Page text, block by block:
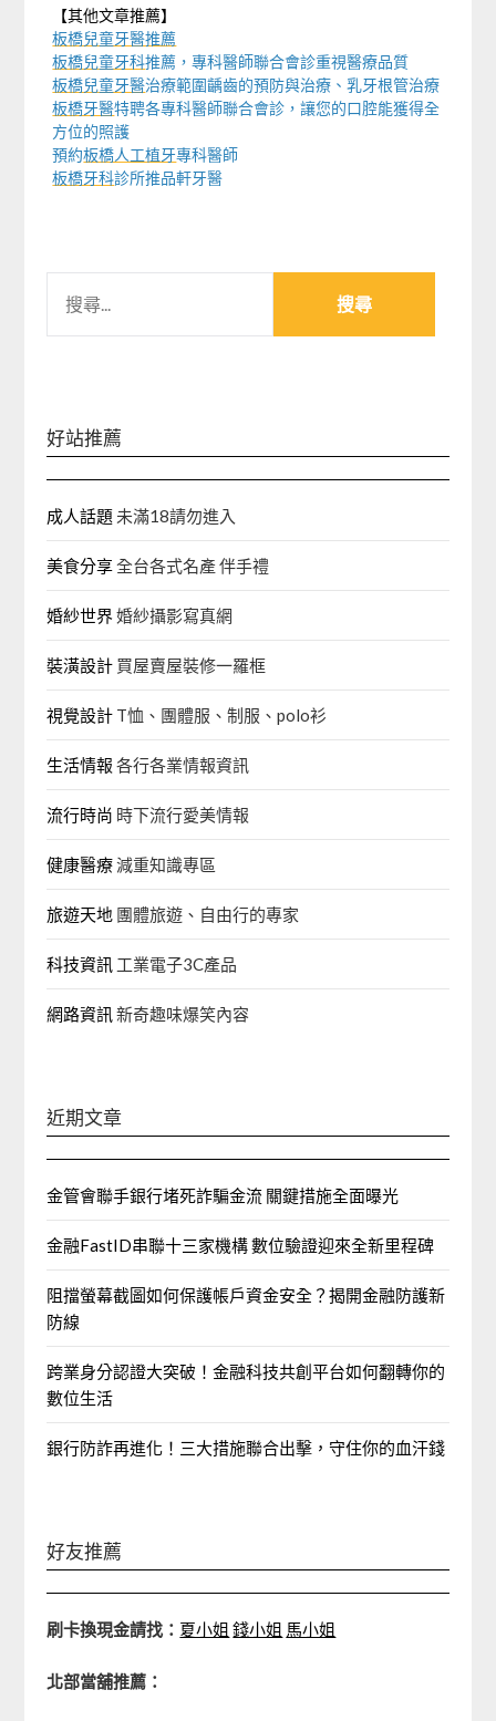
【其他文章推薦】
板橋兒童牙醫推薦
板橋兒童牙科推薦，專科醫師聯合會診重視醫療品質
板橋兒童牙醫治療範圍齲齒的預防與治療、乳牙根管治療
板橋牙醫特聘各專科醫師聯合會診，讓您的口腔能獲得全
方位的照護
預約板橋人工植牙專科醫師
板橋牙科診所推品軒牙醫
關
好站推薦
成人話題 未滿18請勿進入
美食分享全台各式名產 伴手禮
婚紗世界婚紗攝影寫真網
裝潢設計 買屋賣屋裝修一羅框
視覺設計 T恤、團體服、制服、polo衫
生活情報 各行各業情報資訊
流行時尚 時下流行愛美情報
健康醫療減重知識專區
旅遊天地 團體旅遊、自由行的專家‎
科技資訊 工業電子3C產品
網路資訊 新奇趣味爆笑內容
近期文章
金管會聯手銀行堵死詐騙金流 關鍵措施全面曝光
金融FastID串聯十三家機構 數位驗證迎來全新里程碑
阻擋螢幕截圖如何保護帳戶資金安全？揭開金融防護新
防線
跨業身分認證大突破！金融科技共創平台如何翻轉你的
數位生活
銀行防詐再進化！三大措施聯合出擊，守住你的血汗錢
好友推薦
刷卡換現金請找： 夏小姐 錢小姐 馬小姐
北部當舖推薦：